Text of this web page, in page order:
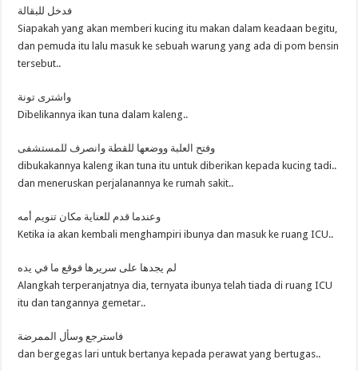
فدخل للبقالة
Siapakah yang akan memberi kucing itu makan dalam keadaan begitu,
dan pemuda itu lalu masuk ke sebuah warung yang ada di pom bensin
tersebut..
واشترى تونة
Dibelikannya ikan tuna dalam kaleng..
وفتح العلبة ووضعها للقطة وانصرف للمستشفى
dibukakannya kaleng ikan tuna itu untuk diberikan kepada kucing tadi..
dan meneruskan perjalanannya ke rumah sakit..
وعندما قدم للعناية مكان تنويم أمه
Ketika ia akan kembali menghampiri ibunya dan masuk ke ruang ICU..
لم يجدها على سريرها فوقع ما في يده
Alangkah terperanjatnya dia, ternyata ibunya telah tiada di ruang ICU
itu dan tangannya gemetar..
فاسترجع وسأل الممرضة
dan bergegas lari untuk bertanya kepada perawat yang bertugas..